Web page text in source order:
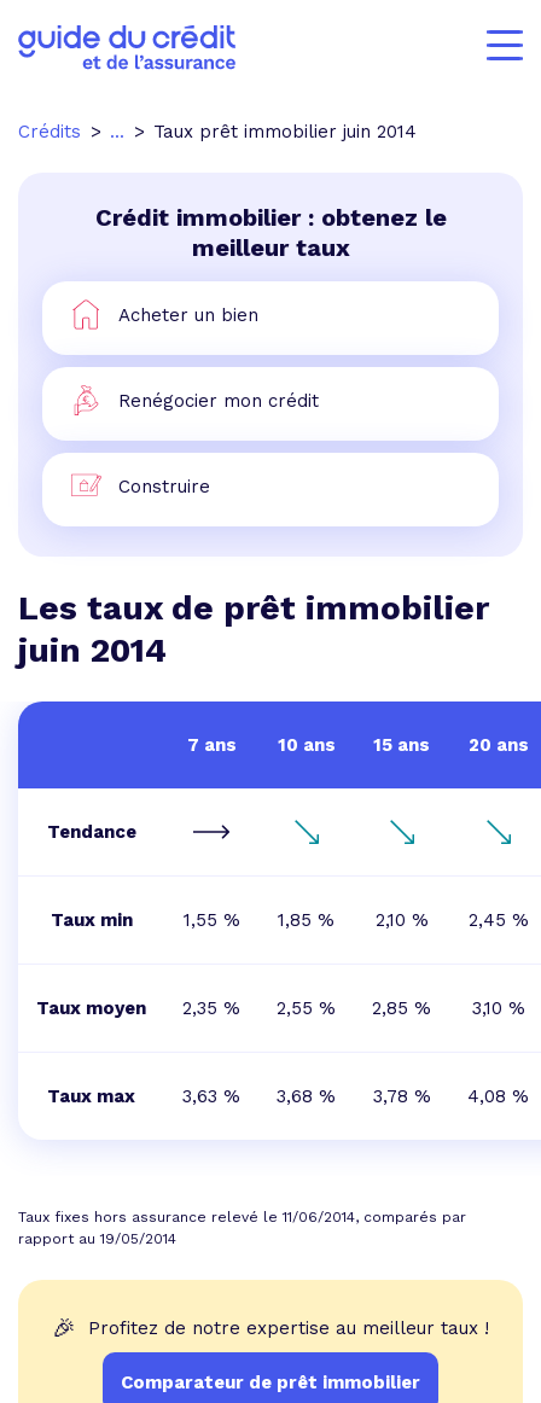
Crédits ... Taux prêt immobilier juin 2014
Crédit immobilier : obtenez le
meilleur taux
Acheter un bien
Renégocier mon crédit
Construire
Les taux de prêt immobilier
juin 2014
7 ans 10 ans 15 ans 20 ans
Tendance
Taux min 1,55 % 1,85 % 2,10 % 2,45 %
Taux moyen 2,35 % 2,55 % 2,85 % 3,10 %
Taux max 3,63 % 3,68 % 3,78 % 4,08 %
Taux fixes hors assurance relevé le 11/06/2014, comparés par
rapport au 19/05/2014
🎉 Profitez de notre expertise au meilleur taux !
Comparateur de prêt immobilier